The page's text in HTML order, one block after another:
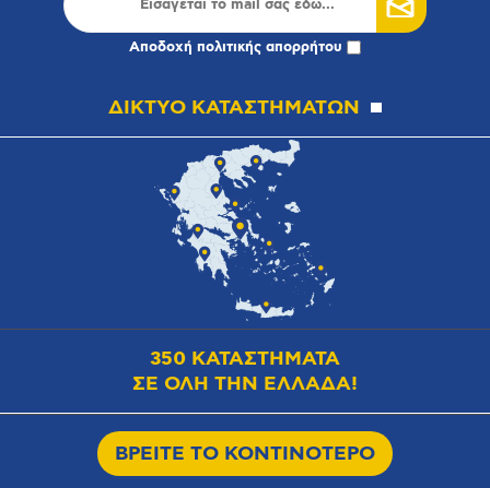
Αποδοχή πολιτικής απορρήτου
ΔΙΚΤΥΟ ΚΑΤΑΣΤΗΜΑΤΩΝ
350 ΚΑΤΑΣΤΗΜΑΤΑ
ΣΕ ΟΛΗ ΤΗΝ ΕΛΛΑΔΑ!
ΒΡΕΙΤΕ ΤΟ ΚΟΝΤΙΝΟΤΕΡΟ